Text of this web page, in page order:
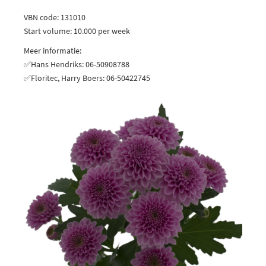
VBN code: 131010
Start volume: 10.000 per week
Meer informatie:
✅Hans Hendriks: 06-50908788
✅Floritec, Harry Boers: 06-50422745